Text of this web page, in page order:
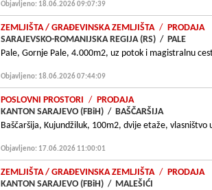
Objavljeno: 18.06.2026 09:07:39
ZEMLJIŠTA/ GRAÐEVINSKA ZEMLJIŠTA / PRODAJA
SARAJEVSKO-ROMANIJSKA REGIJA (RS) / PALE
Pale, Gornje Pale, 4.000m2, uz potok i magistralnu
Objavljeno: 18.06.2026 07:44:09
POSLOVNI PROSTORI / PRODAJA
KANTON SARAJEVO (FBiH) / BAŠČARŠIJA
Baščaršija, Kujundžiluk, 100m2, dvije etaže,
Objavljeno: 17.06.2026 11:00:01
ZEMLJIŠTA/ GRAÐEVINSKA ZEMLJIŠTA / PRODAJA
KANTON SARAJEVO (FBiH) / MALEŠIĆI